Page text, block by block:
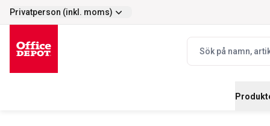
selector.vat
Privatperson (inkl. moms)